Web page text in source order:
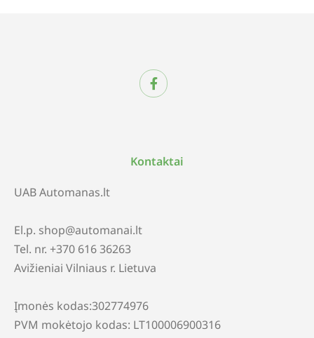
Kontaktai
UAB Automanas.lt
El.p. shop@automanai.lt
Tel. nr. +370 616 36263
Avižieniai Vilniaus r. Lietuva
Įmonės kodas:302774976
PVM mokėtojo kodas: LT100006900316